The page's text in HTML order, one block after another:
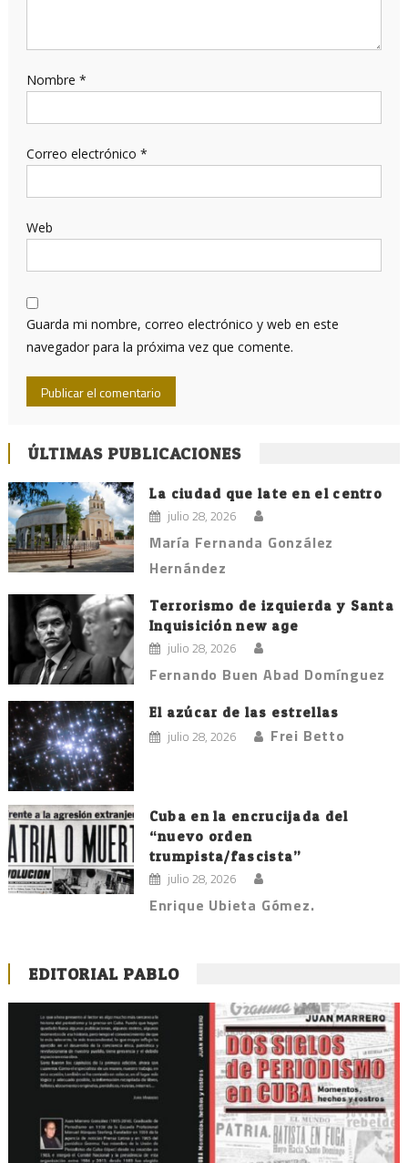
Nombre *
Correo electrónico *
Web
Guarda mi nombre, correo electrónico y web en este
navegador para la próxima vez que comente.
ÚLTIMAS PUBLICACIONES
La ciudad que late en el centro
julio 28, 2026
María Fernanda González
Hernández
Terrorismo de izquierda y Santa
Inquisición new age
julio 28, 2026
Fernando Buen Abad Domínguez
El azúcar de las estrellas
julio 28, 2026 Frei Betto
Cuba en la encrucijada del
“nuevo orden
trumpista/fascista”
julio 28, 2026
Enrique Ubieta Gómez.
EDITORIAL PABLO